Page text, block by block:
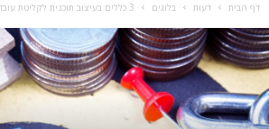
דף הבית דעות בלוגים 3 כללים בעיצוב תוכנית לקליטת עובדים מרחוק